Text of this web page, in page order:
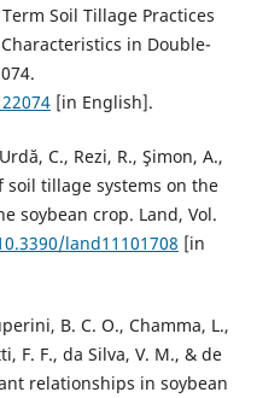
Soil Tillage Practices
in Double-
[in English].
C., Rezi, R., Şimon, A.,
soil tillage systems on the
soybean crop. Land, Vol.
land11101708 [in
B. C. O., Chamma, L.,
F. F., da Silva, V. M., & de
relationships in soybean